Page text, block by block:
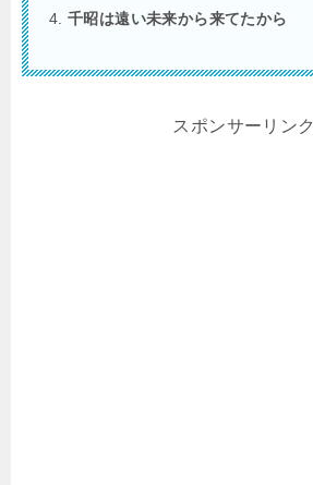
千昭は遠い未来から来てたから
スポンサーリンク